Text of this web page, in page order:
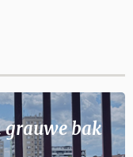
grauwe bak